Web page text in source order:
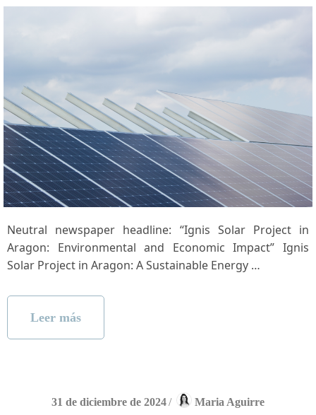
Neutral ⁤newspaper​ headline: “Ignis Solar Project in
Aragon: Environmental and Economic⁢ Impact” Ignis⁢
Solar Project in Aragon: A ‍Sustainable Energy …
Leer más
31 de diciembre de 2024/ Maria Aguirre